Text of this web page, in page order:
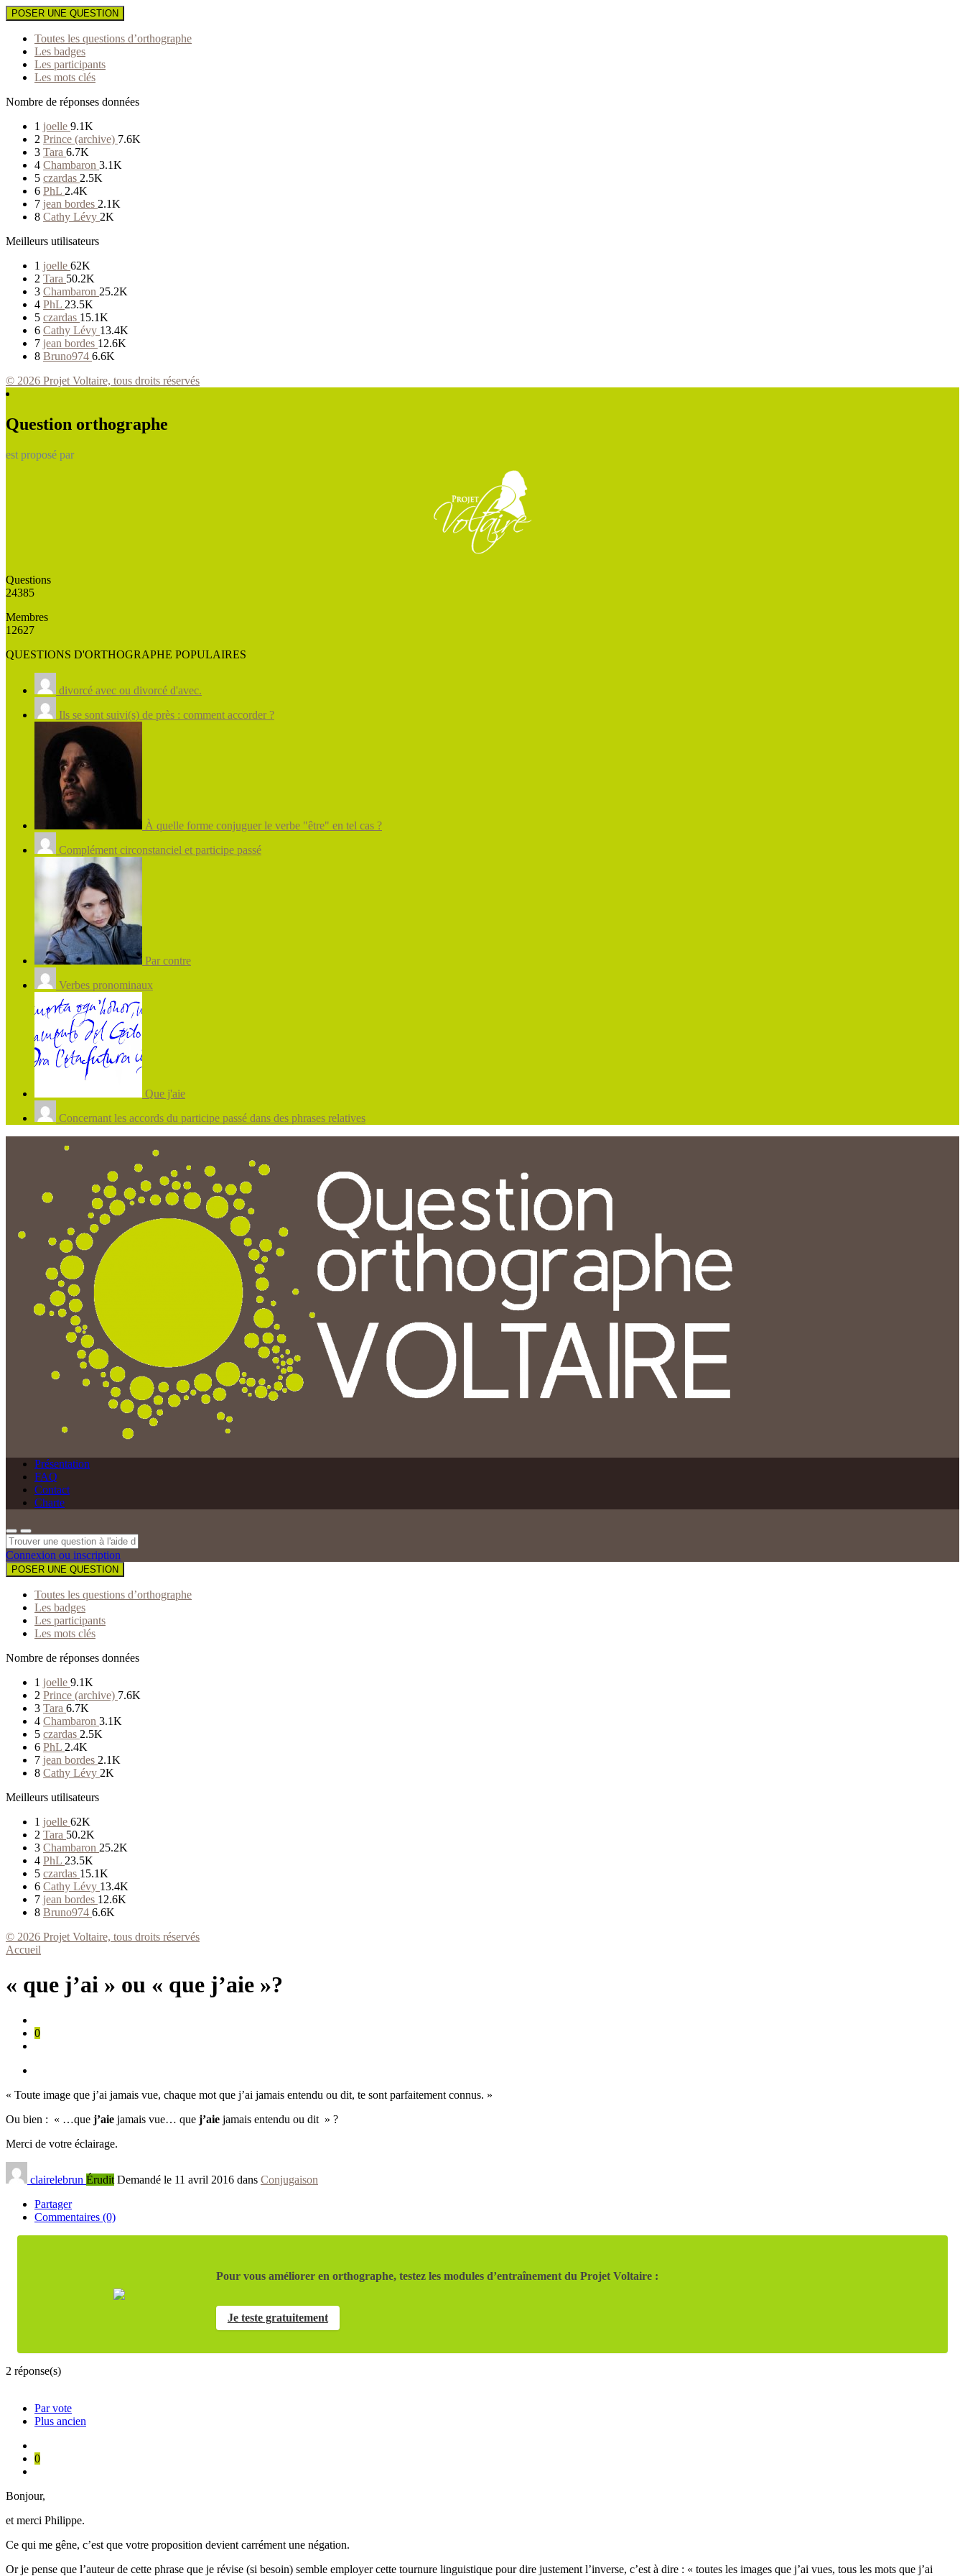
POSER UNE QUESTION
Toutes les questions d’orthographe
Les badges
Les participants
Les mots clés
Nombre de réponses données
1 joelle 9.1K
2 Prince (archive) 7.6K
3 Tara 6.7K
4 Chambaron 3.1K
5 czardas 2.5K
6 PhL 2.4K
7 jean bordes 2.1K
8 Cathy Lévy 2K
Meilleurs utilisateurs
1 joelle 62K
2 Tara 50.2K
3 Chambaron 25.2K
4 PhL 23.5K
5 czardas 15.1K
6 Cathy Lévy 13.4K
7 jean bordes 12.6K
8 Bruno974 6.6K
© 2026 Projet Voltaire, tous droits réservés
Question orthographe
est proposé par
Questions
24385
Membres
12627
QUESTIONS D'ORTHOGRAPHE POPULAIRES
divorcé avec ou divorcé d'avec.
Ils se sont suivi(s) de près : comment accorder ?
À quelle forme conjuguer le verbe "être" en tel cas ?
Complément circonstanciel et participe passé
Par contre
Verbes pronominaux
Que j'aie
Concernant les accords du participe passé dans des phrases relatives
Présentation
FAQ
Contact
Charte
Connexion ou inscription
POSER UNE QUESTION
Toutes les questions d’orthographe
Les badges
Les participants
Les mots clés
Nombre de réponses données
1 joelle 9.1K
2 Prince (archive) 7.6K
3 Tara 6.7K
4 Chambaron 3.1K
5 czardas 2.5K
6 PhL 2.4K
7 jean bordes 2.1K
8 Cathy Lévy 2K
Meilleurs utilisateurs
1 joelle 62K
2 Tara 50.2K
3 Chambaron 25.2K
4 PhL 23.5K
5 czardas 15.1K
6 Cathy Lévy 13.4K
7 jean bordes 12.6K
8 Bruno974 6.6K
© 2026 Projet Voltaire, tous droits réservés
Accueil
« que j’ai » ou « que j’aie »?
0
« Toute image que j’ai jamais vue, chaque mot que j’ai jamais entendu ou dit, te sont parfaitement connus. »
Ou bien : « …que j’aie jamais vue… que j’aie jamais entendu ou dit » ?
Merci de votre éclairage.
clairelebrun Érudit Demandé le 11 avril 2016 dans Conjugaison
Partager
Commentaires (0)
Pour vous améliorer en orthographe, testez les modules d’entraînement du Projet Voltaire :
Je teste gratuitement
2 réponse(s)
Par vote
Plus ancien
0
Bonjour,
et merci Philippe.
Ce qui me gêne, c’est que votre proposition devient carrément une négation.
Or je pense que l’auteur de cette phrase que je révise (si besoin) semble employer cette tournure linguistique pour dire justement l’inverse, c’est à dire : « toutes les images que j’ai vues, tous les mots que j’ai